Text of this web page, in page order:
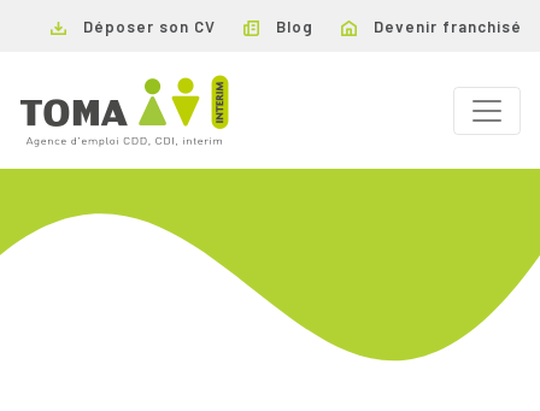
Déposer son CV Blog Devenir franchisé